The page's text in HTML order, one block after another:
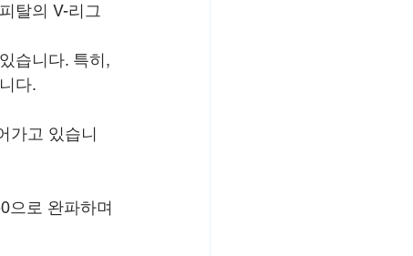
탈의 V-리그
습니다. 특히,
다.
가고 있습니
으로 완파하며